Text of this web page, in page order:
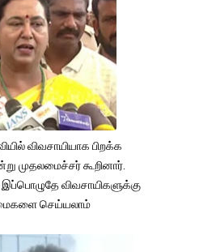
விவசாயியாக பிறக்க
முதலமைச்சர் கூறினார்.
விவசாயிகளுக்கு
செய்யலாம்